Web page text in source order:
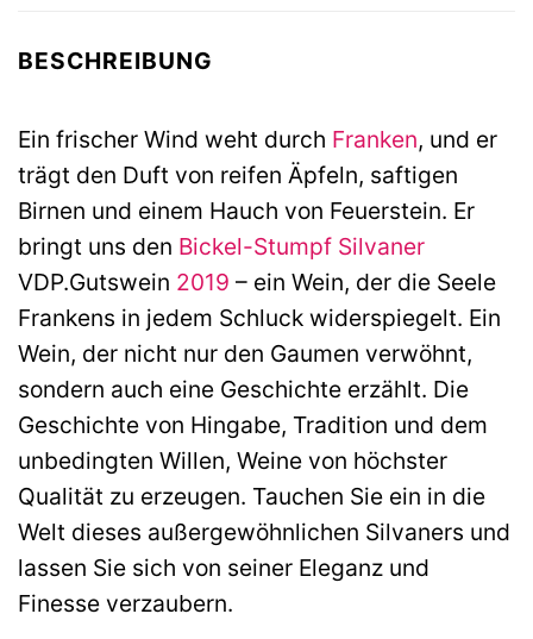
BESCHREIBUNG
Ein frischer Wind weht durch Franken, und er
trägt den Duft von reifen Äpfeln, saftigen
Birnen und einem Hauch von Feuerstein. Er
bringt uns den Bickel-Stumpf Silvaner
VDP.Gutswein 2019 – ein Wein, der die Seele
Frankens in jedem Schluck widerspiegelt. Ein
Wein, der nicht nur den Gaumen verwöhnt,
sondern auch eine Geschichte erzählt. Die
Geschichte von Hingabe, Tradition und dem
unbedingten Willen, Weine von höchster
Qualität zu erzeugen. Tauchen Sie ein in die
Welt dieses außergewöhnlichen Silvaners und
lassen Sie sich von seiner Eleganz und
Finesse verzaubern.